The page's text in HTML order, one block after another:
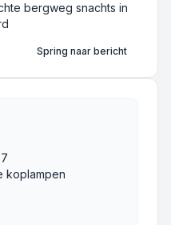
bergweg snachts in
Spring naar bericht
koplampen